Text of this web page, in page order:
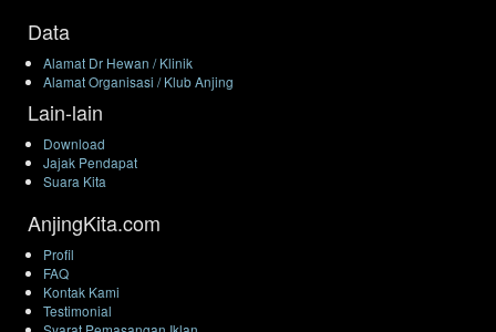
Data
Alamat Dr Hewan / Klinik
Alamat Organisasi / Klub Anjing
Lain-lain
Download
Jajak Pendapat
Suara Kita
AnjingKita.com
Profil
FAQ
Kontak Kami
Testimonial